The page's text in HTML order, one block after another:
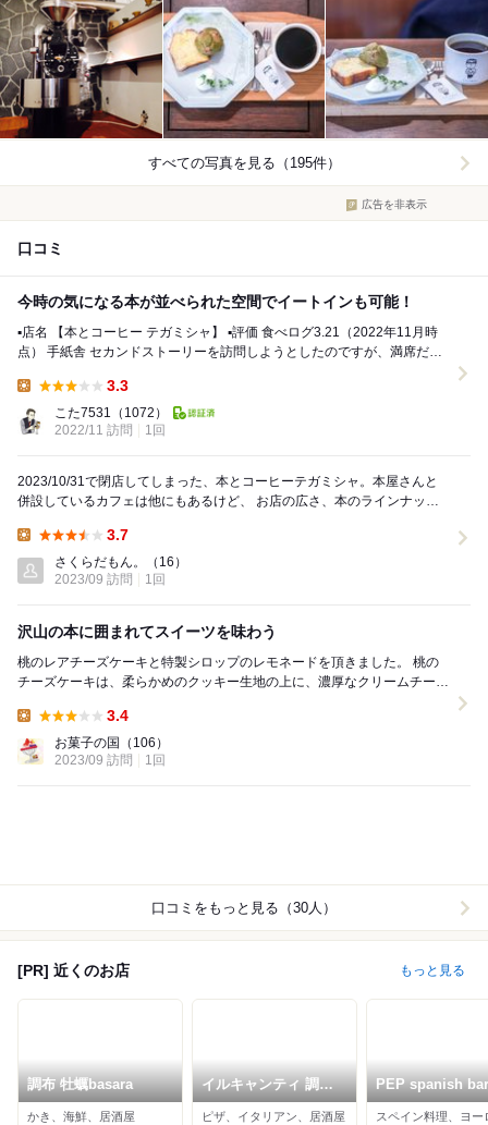
すべての写真を見る（195件）
広告を非表示
口コミ
今時の気になる本が並べられた空間でイートインも可能！
▪️店名 【本とコーヒー テガミシャ】 ▪️評価 食べログ3.21（2022年11月時
点） 手紙舎 セカンドストーリーを訪問しようとしたのですが、満席だっ
3.3
こた7531 （1072）
2022/11 訪問
1回
2023/10/31で閉店してしまった、本とコーヒーテガミシャ。本屋さんと
併設しているカフェは他にもあるけど、 お店の広さ、本のラインナッ
3.7
さくらだもん。
（16）
2023/09 訪問
1回
沢山の本に囲まれてスイーツを味わう
桃のレアチーズケーキと特製シロップのレモネードを頂きました。 桃の
チーズケーキは、柔らかめのクッキー生地の上に、濃厚なクリームチーズ
3.4
お菓子の国
（106）
2023/09 訪問
1回
口コミをもっと見る（30人）
[PR] 近くのお店 もっと見る
調布 牡蠣basara
かき、海鮮、居酒屋
イルキャンティ 調布
店
ピザ、イタリアン、居酒屋
PEP spanish
布店